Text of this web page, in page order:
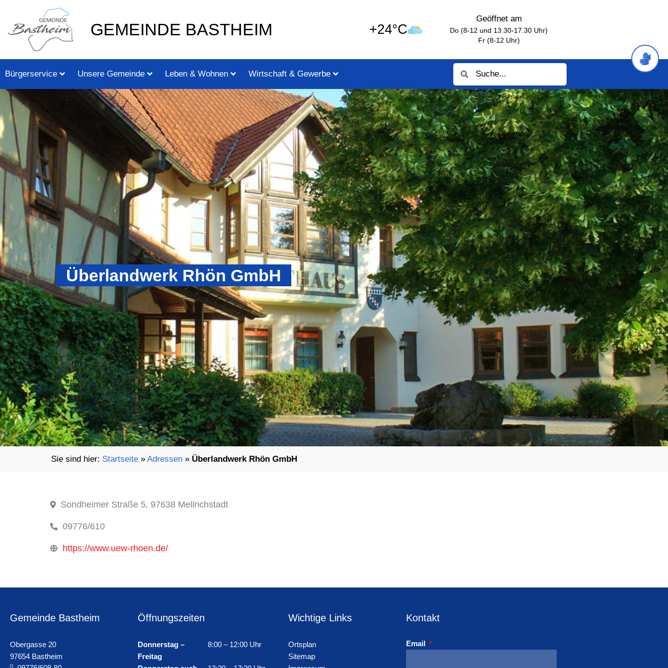
springen
GEMEINDE BASTHEIM +24°C
Geöffnet am
Do (8-12 und 13.30-17.30 Uhr)
Fr (8-12 Uhr)
Bürgerservice Unsere Gemeinde Leben & Wohnen Wirtschaft & Gewerbe
Überlandwerk Rhön GmbH
Startseite» Adressen» Überlandwerk Rhön GmbH
Sondheimer Straße 5, 97638 Mellrichstadt
09776/610
https://www.uew-rhoen.de/
Gemeinde Bastheim
Obergasse 20
97654 Bastheim
Öffnungszeiten
Donnerstag –
Freitag
8:00 – 12:00 Uhr
Wichtige Links
Ortsplan
Sitemap
Kontakt
Email